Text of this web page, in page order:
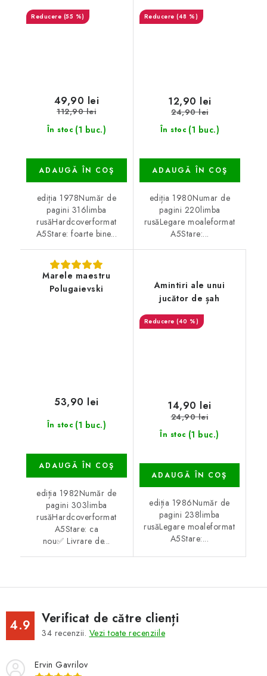
(55 %)
În stoc (1 buc.)
49,90 lei
112,90 lei
ADAUGĂ ÎN COŞ
ediția 1978Număr de
pagini 316limba
rusăHardcoverformat
A5Stare: foarte bine...
(48 %)
În stoc (1 buc.)
12,90 lei
24,90 lei
ADAUGĂ ÎN COŞ
ediția 1980Numar de
pagini 220limba
rusăLegare moaleformat
A5Stare:...
Marele maestru
Polugaievski
În stoc (1 buc.)
53,90 lei
ADAUGĂ ÎN COŞ
ediția 1982Număr de
pagini 303limba
rusăHardcoverformat
A5Stare: ca
nou✅ Livrare de...
Amintiri ale unui
jucător de șah
(40 %)
În stoc (1 buc.)
14,90 lei
24,90 lei
ADAUGĂ ÎN COŞ
ediția 1986Număr de
pagini 238limba
rusăLegare moaleformat
A5Stare:...
4.9 Verificat de către clienți
34 recenzii. Vezi toate recenziile
Ervin Gavrilov